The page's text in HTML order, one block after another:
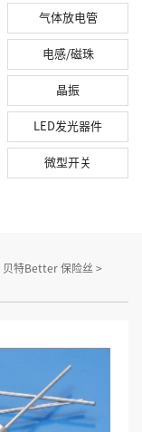
气体放电管
电感/磁珠
晶振
LED发光器件
微型开关
贝特Better 保险丝 >